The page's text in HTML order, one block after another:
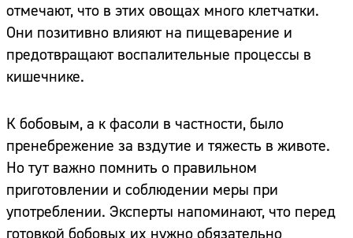
отмечают, что в этих овощах много клетчатки.
Они позитивно влияют на пищеварение и
предотвращают воспалительные процессы в
кишечнике.
К бобовым, а к фасоли в частности, было
пренебрежение за вздутие и тяжесть в животе.
Но тут важно помнить о правильном
приготовлении и соблюдении меры при
употреблении. Эксперты напоминают, что перед
готовкой бобовых их нужно обязательно